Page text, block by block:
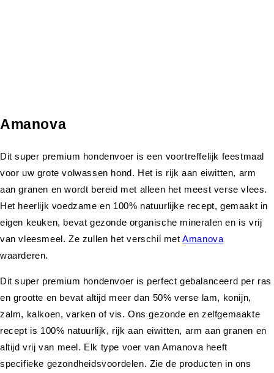
Amanova
Dit super premium hondenvoer is een voortreffelijk feestmaal
voor uw grote volwassen hond. Het is rijk aan eiwitten, arm
aan granen en wordt bereid met alleen het meest verse vlees.
Het heerlijk voedzame en 100% natuurlijke recept, gemaakt in
eigen keuken, bevat gezonde organische mineralen en is vrij
van vleesmeel. Ze zullen het verschil metAmanova
waarderen.
Dit super premium hondenvoer is perfect gebalanceerd per ras
en grootte en bevat altijd meer dan 50% verse lam, konijn,
zalm, kalkoen, varken of vis. Ons gezonde en zelfgemaakte
recept is 100% natuurlijk, rijk aan eiwitten, arm aan granen en
altijd vrij van meel. Elk type voer van Amanova heeft
specifieke gezondheidsvoordelen. Zie de producten in ons